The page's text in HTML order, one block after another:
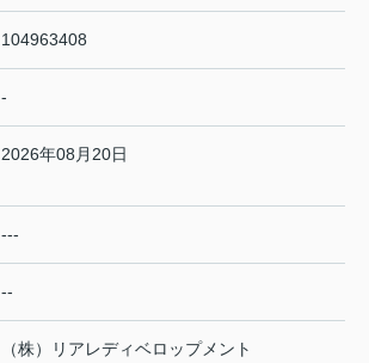
104963408
-
2026年08月20日
---
--
（株）リアレディベロップメント